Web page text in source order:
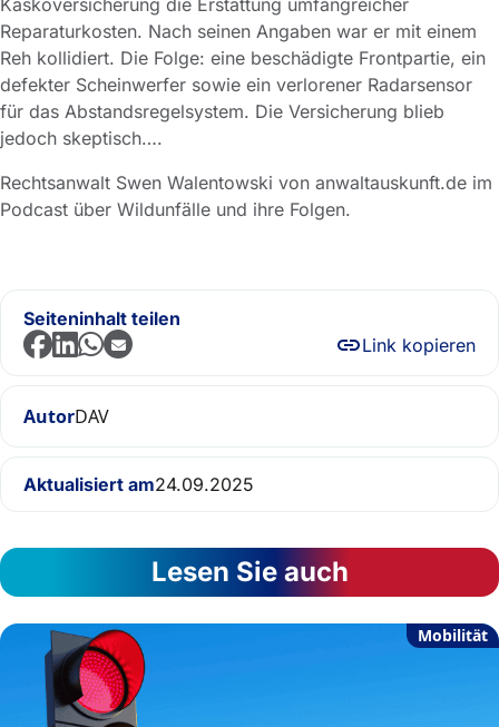
Reparaturkosten. Nach seinen Angaben war er mit einem
Reh kollidiert. Die Folge: eine beschädigte Frontpartie, ein
defekter Scheinwerfer sowie ein verlorener Radarsensor
für das Abstandsregelsystem. Die Versicherung blieb
jedoch skeptisch….
Rechtsanwalt Swen Walentowski von anwaltauskunft.de im
Podcast über Wildunfälle und ihre Folgen.
Seiteninhalt teilen
Link kopieren
AutorDAV
Aktualisiert am24.09.2025
Lesen Sie auch
Mobilität